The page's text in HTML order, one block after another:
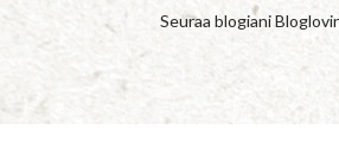
Seuraa blogiani